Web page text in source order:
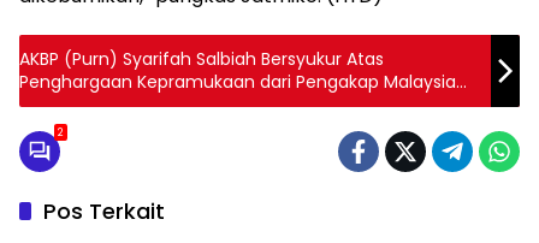
AKBP (Purn) Syarifah Salbiah Bersyukur Atas
Penghargaan Kepramukaan dari Pengakap Malaysia
yang Diterimanya
2
Pos Terkait